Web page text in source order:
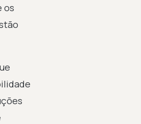
os